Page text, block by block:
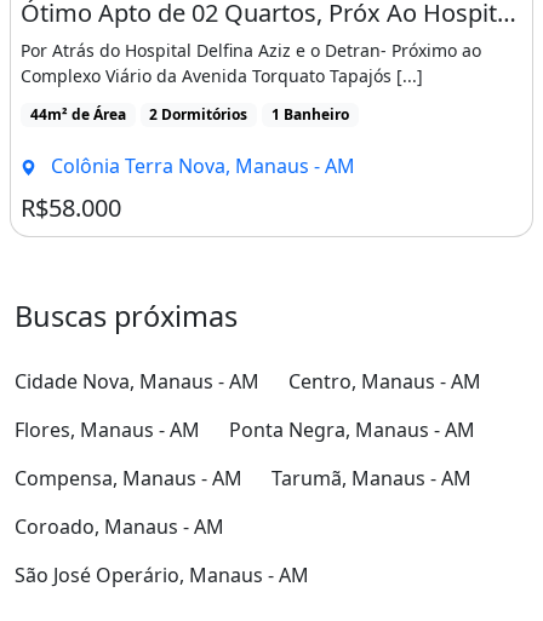
Ótimo Apto de 02 Quartos, Próx Ao Hospital Defina Aziz e o Detran
Por Atrás do Hospital Delfina Aziz e o Detran- Próximo ao
Complexo Viário da Avenida Torquato Tapajós [...]
44m² de Área 2 Dormitórios 1 Banheiro
Colônia Terra Nova, Manaus - AM
R$58.000
Buscas próximas
Cidade Nova, Manaus - AM
Centro, Manaus - AM
Flores, Manaus - AM
Ponta Negra, Manaus - AM
Compensa, Manaus - AM
Tarumã, Manaus - AM
Coroado, Manaus - AM
São José Operário, Manaus - AM